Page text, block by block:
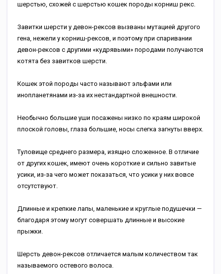
шерстью, схожей с шерстью кошек породы корниш рекс.
Завитки шерсти у девон-рексов вызваны мутацией другого
гена, нежели у корниш-рексов, и поэтому при спаривании
девон-рексов с другими «кудрявыми» породами получаются
котята без завитков шерсти.
Кошек этой породы часто называют эльфами или
инопланетянами из-за их нестандартной внешности.
Необычно большие уши посажены низко по краям широкой
плоской головы, глаза большие, носы слегка загнуты вверх.
Туловище среднего размера, изящно сложенное. В отличие
от других кошек, имеют очень короткие и сильно завитые
усики, из-за чего может показаться, что усики у них вовсе
отсутствуют.
Длинные и крепкие лапы, маленькие и круглые подушечки —
благодаря этому могут совершать длинные и высокие
прыжки.
Шерсть девон-рексов отличается малым количеством так
называемого остевого волоса.